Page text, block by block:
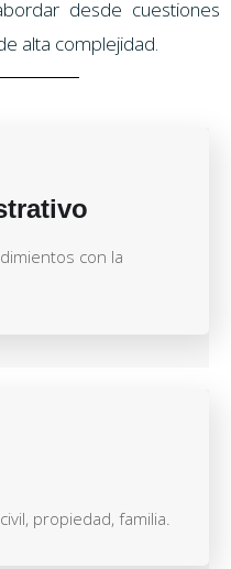
desde cuestiones
alta complejidad.
con la
propiedad, familia.